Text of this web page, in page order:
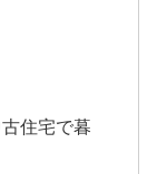
住宅で暮